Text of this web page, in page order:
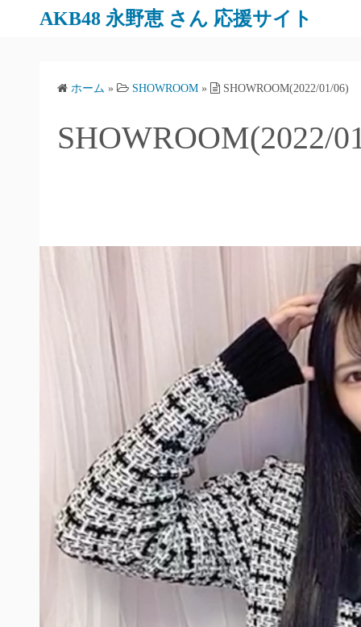
AKB48 永野恵 さん 応援サイト
ホーム » SHOWROOM » SHOWROOM(2022/01/06)
SHOWROOM(2022/